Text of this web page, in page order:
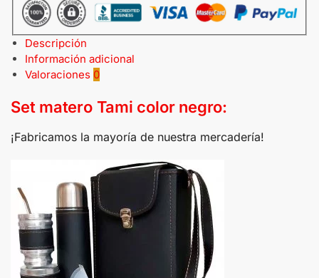
Descripción
Información adicional
Valoraciones 0
Set matero Tami color negro:
¡Fabricamos la mayoría de nuestra mercadería!